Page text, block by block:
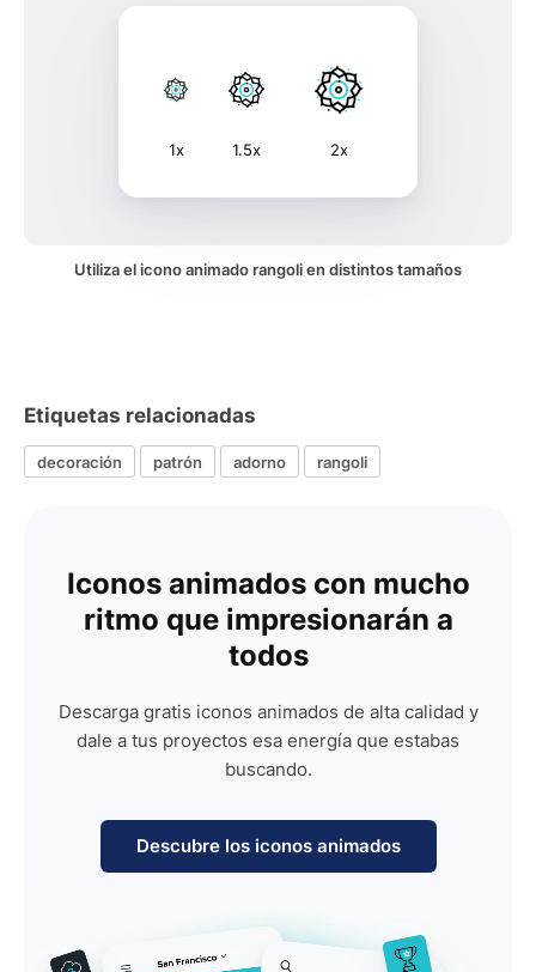
1x 1.5x 2x
Utiliza el icono animado rangoli en distintos tamaños
Etiquetas relacionadas
decoración patrón adorno rangoli
Iconos animados con mucho
ritmo que impresionarán a
todos
Descarga gratis iconos animados de alta calidad y
dale a tus proyectos esa energía que estabas
buscando.
Descubre los iconos animados